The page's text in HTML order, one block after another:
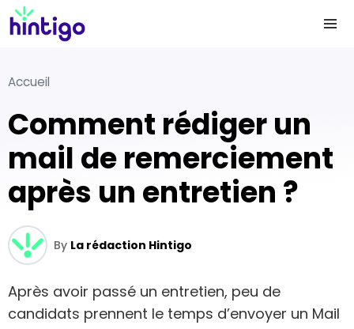
Accueil
Comment rédiger un
mail de remerciement
après un entretien ?
By La rédaction Hintigo
Après avoir passé un entretien, peu de
candidats prennent le temps d’envoyer un Mail